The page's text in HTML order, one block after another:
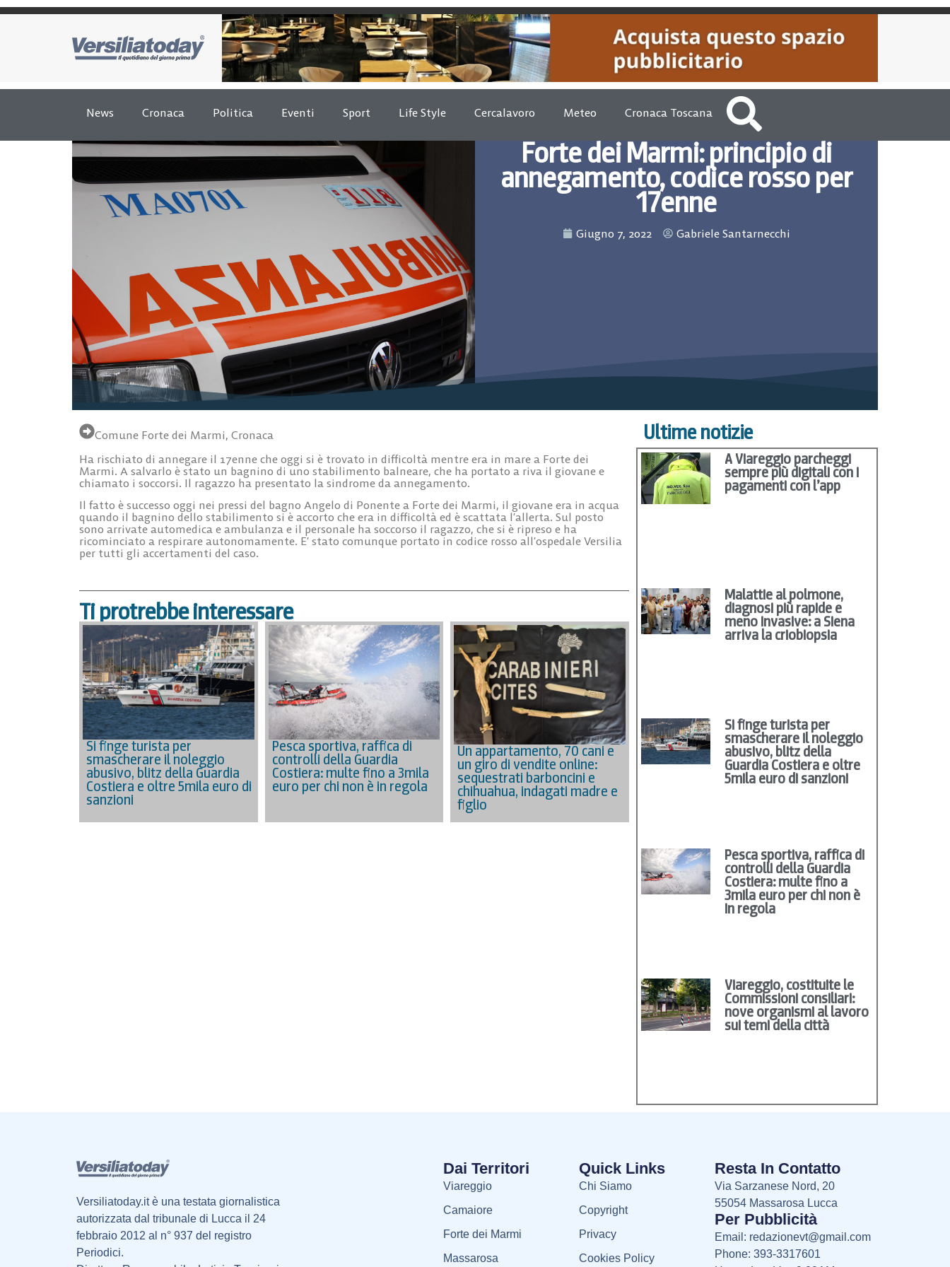
News Cronaca Politica Eventi Sport Life Style Cercalavoro Meteo Cronaca Toscana
Forte dei Marmi: principio di
annegamento, codice rosso per
17enne
Giugno 7, 2022 Gabriele Santarnecchi
Comune Forte dei Marmi, Cronaca
Ha rischiato di annegare il 17enne che oggi si è trovato in difficoltà mentre era in mare a Forte dei
Marmi. A salvarlo è stato un bagnino di uno stabilimento balneare, che ha portato a riva il giovane e
chiamato i soccorsi. Il ragazzo ha presentato la sindrome da annegamento.
Il fatto è successo oggi nei pressi del bagno Angelo di Ponente a Forte dei Marmi, il giovane era in acqua
quando il bagnino dello stabilimento si è accorto che era in difficoltà ed è scattata l’allerta. Sul posto
sono arrivate automedica e ambulanza e il personale ha soccorso il ragazzo, che si è ripreso e ha
ricominciato a respirare autonomamente. E’ stato comunque portato in codice rosso all’ospedale Versilia
per tutti gli accertamenti del caso.
Ti protrebbe interessare
Si finge turista per
smascherare il noleggio
abusivo, blitz della Guardia
Costiera e oltre 5mila euro di
sanzioni
Pesca sportiva, raffica di
controlli della Guardia
Costiera: multe fino a 3mila
euro per chi non è in regola
Un appartamento, 70 cani e
un giro di vendite online:
sequestrati barboncini e
chihuahua, indagati madre e
figlio
Ultime notizie
A Viareggio parcheggi
sempre più digitali con i
pagamenti con l’app
Malattie al polmone,
diagnosi più rapide e
meno invasive: a Siena
arriva la criobiopsia
Si finge turista per
smascherare il noleggio
abusivo, blitz della
Guardia Costiera e oltre
5mila euro di sanzioni
Pesca sportiva, raffica di
controlli della Guardia
Costiera: multe fino a
3mila euro per chi non è
in regola
Viareggio, costituite le
Commissioni consiliari:
nove organismi al lavoro
sui temi della città
Versiliatoday.it è una testata giornalistica
autorizzata dal tribunale di Lucca il 24
febbraio 2012 al n° 937 del registro
Periodici.
Dai Territori
Viareggio
Camaiore
Forte dei Marmi
Massarosa
Quick Links
Chi Siamo
Copyright
Privacy
Cookies Policy
Resta In Contatto
Via Sarzanese Nord, 20
55054 Massarosa Lucca
Per Pubblicità
Email: redazionevt@gmail.com
Phone: 393-3317601